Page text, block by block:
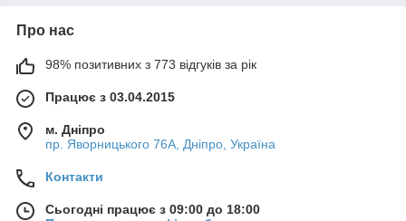
Про нас
98% позитивних з 773 відгуків за рік
Працює з 03.04.2015
м. Дніпро
пр. Яворницького 76А, Дніпро, Україна
Контакти
Сьогодні працює з 09:00 до 18:00